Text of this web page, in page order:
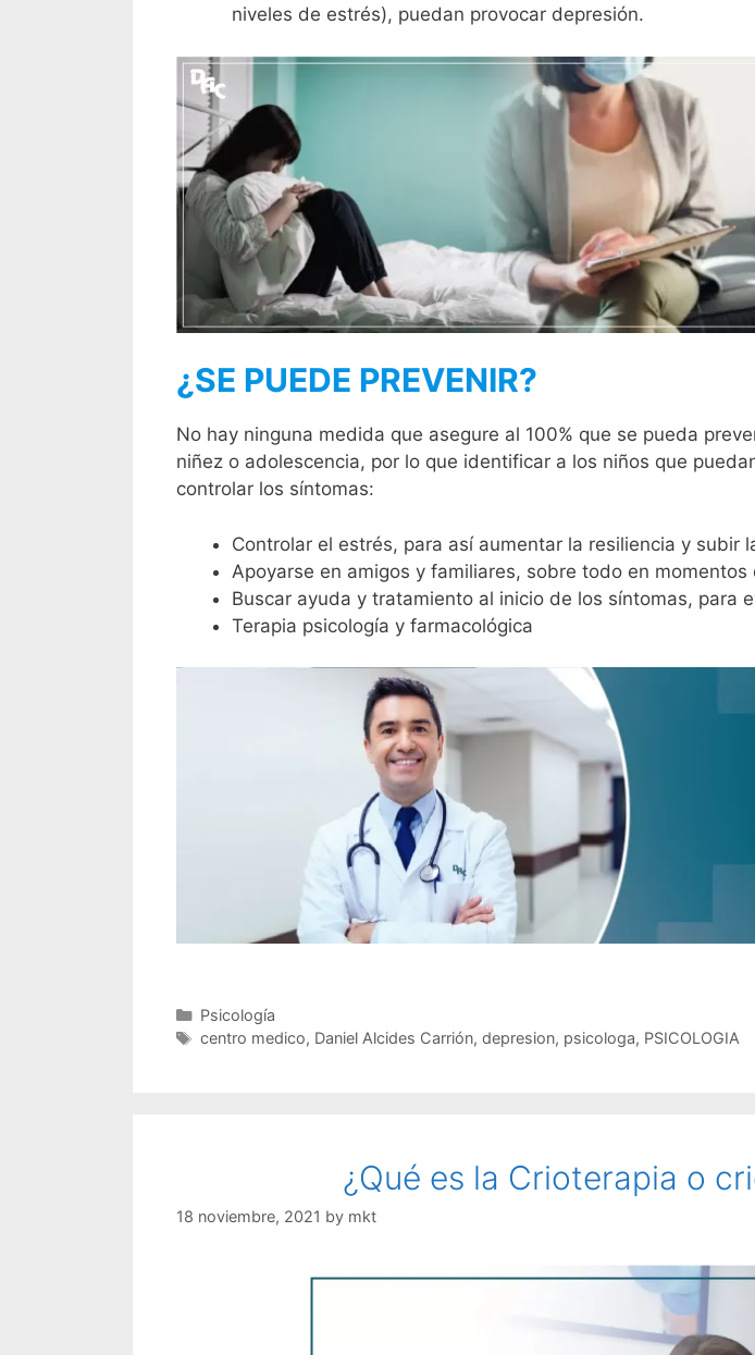
niveles de estrés), puedan provocar depresión.
¿SE PUEDE PREVENIR?
No hay ninguna medida que asegure al 100% que se pueda
niñez o adolescencia, por lo que identificar a los niños que
controlar los síntomas:
Controlar el estrés, para así aumentar la resiliencia y subir
Apoyarse en amigos y familiares, sobre todo en
Buscar ayuda y tratamiento al inicio de los síntomas, para
Terapia psicología y farmacológica
Psicología
centro medico, Daniel Alcides Carrión, depresion, psicologa, PSICOLOGIA
¿Qué es la Crioterapia o
18 noviembre, 2021 by mkt